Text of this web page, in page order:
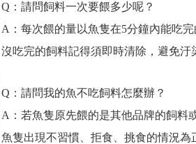
Q：請問飼料一次要餵多少呢？
A：每次餵的量以魚隻在5分鐘內能吃
沒吃完的飼料記得須即時清除，避免汙
Q：請問我的魚不吃飼料怎麼辦？
A：若魚隻原先餵的是其他品牌的飼料
魚隻出現不習慣、拒食、挑食的情況為